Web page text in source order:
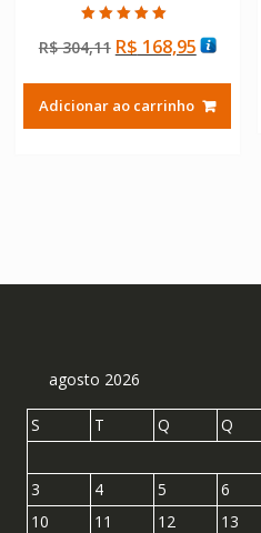
5.00
de 5
R$304,11 O
original
era:
R$ 168,95O
atual
é:
Adicionar ao carrinho
agosto 2026
S T Q Q
3
4 5 6
10
11 12 13